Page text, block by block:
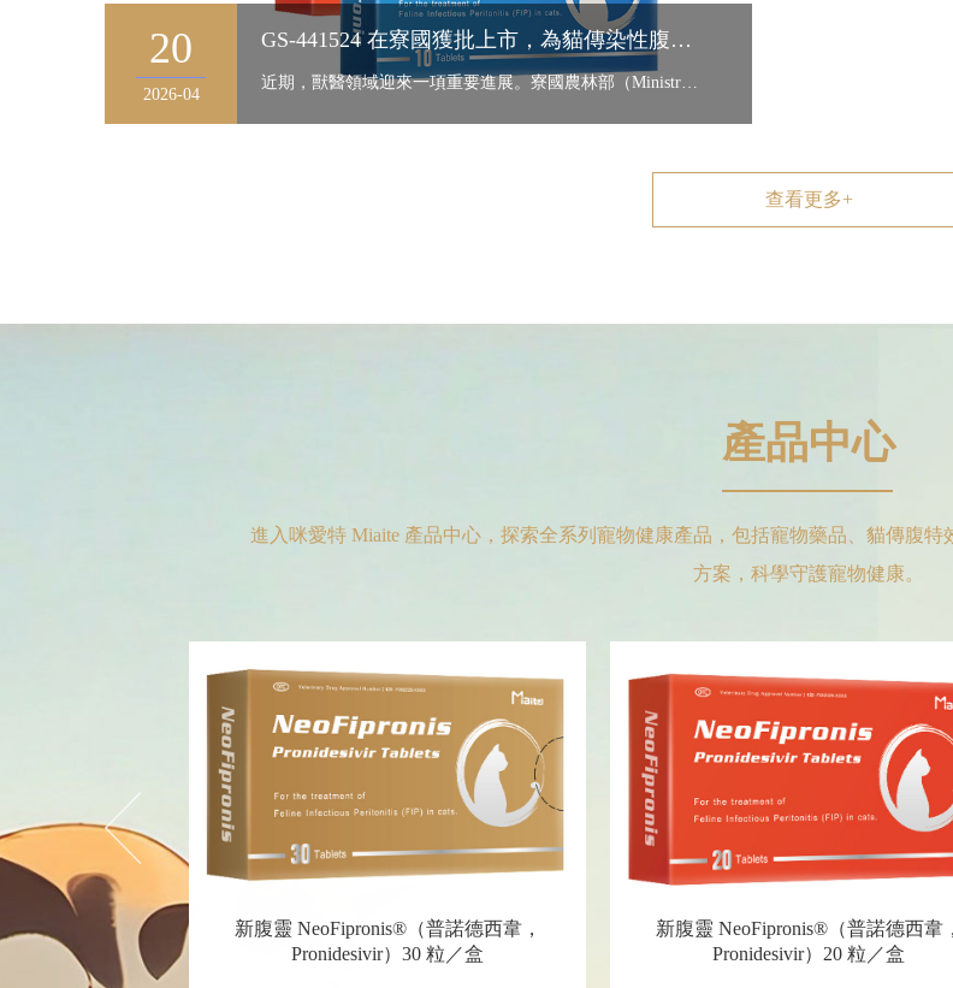
20
2026-04
GS-441524 在寮國獲批上市，為貓傳染性腹膜炎（FIP）治療提供更規範的選擇
查看更多+
產品中心
進入咪愛特 Miaite 產品中心，探索全系列寵物健康產品，包括寵物藥品、貓傳腹
方案，科學守護寵物健康。
新腹靈 NeoFipronis®（普諾德西韋，
Pronidesivir）30 粒／盒
新腹靈 NeoFipronis®（普諾德西韋，
Pronidesivir）20 粒／盒